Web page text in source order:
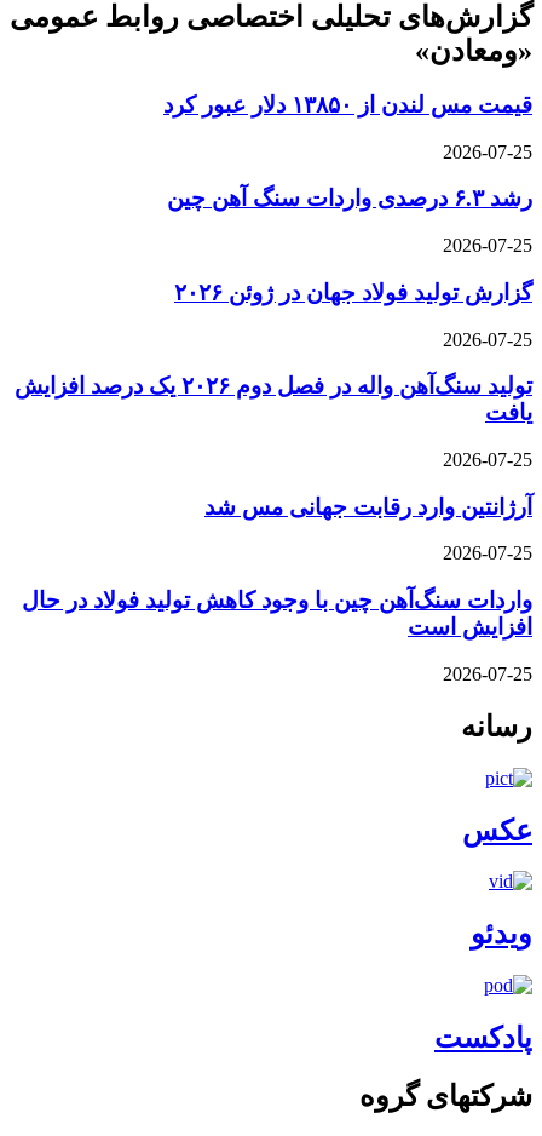
گزارش‌های تحلیلی اختصاصی روابط عمومی
«ومعادن»
قیمت مس لندن از ۱۳۸۵۰ دلار عبور کرد
2026-07-25
رشد ۶.۳ درصدی واردات سنگ آهن چین
2026-07-25
گزارش تولید فولاد جهان در ژوئن ۲۰۲۶
2026-07-25
تولید سنگ‌آهن واله در فصل دوم ۲۰۲۶ یک درصد افزایش
یافت
2026-07-25
آرژانتین وارد رقابت جهانی مس شد
2026-07-25
واردات سنگ‌آهن چین با وجود کاهش تولید فولاد در حال
افزایش است
2026-07-25
رسانه
عکس
ویدئو
پادکست
شرکتهای گروه